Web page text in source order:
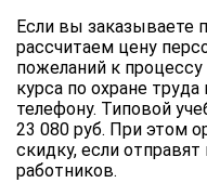
Если вы заказываете
рассчитаем цену
пожеланий к
курса по охране
телефону. Типовой
23 080 руб. При этом
скидку, если
работников.